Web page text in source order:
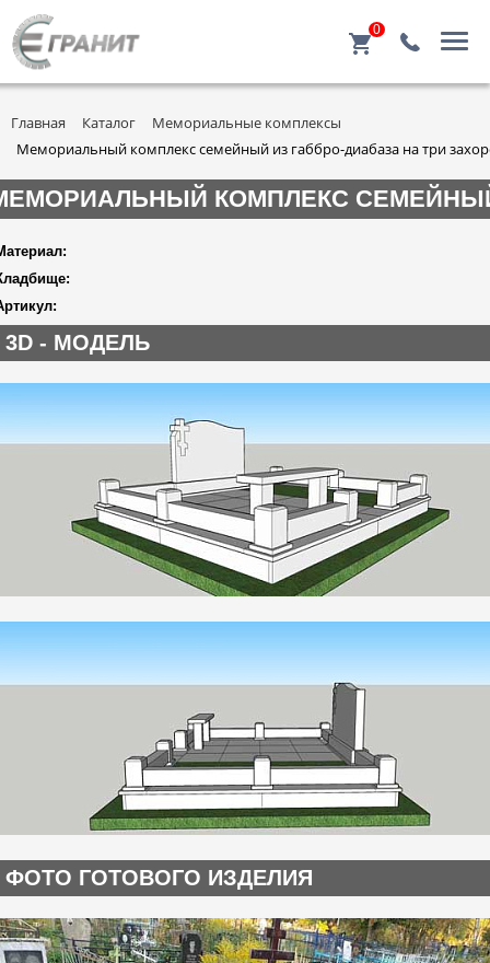
0
Главная Каталог
Мемориальные комплексы
Мемориальный комплекс семейный из габбро-диабаза на три
КОМПЛЕКС
3D - МОДЕЛЬ
ФОТО ГОТОВОГО ИЗДЕЛИЯ